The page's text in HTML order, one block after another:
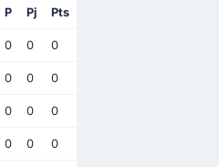
P Pj Pts
0 0 0
0 0 0
0 0 0
0 0 0